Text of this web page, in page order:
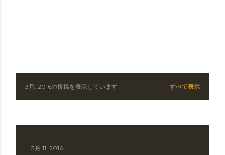
投3月, 2016の投稿を表示しています すべて表示
3月 11, 2016